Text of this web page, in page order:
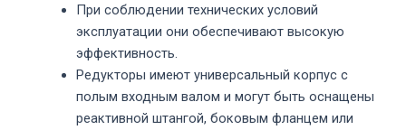
При соблюдении технических условий
эксплуатации они обеспечивают высокую
эффективность.
Редукторы имеют универсальный корпус с
полым входным валом и могут быть оснащены
реактивной штангой, боковым фланцем или